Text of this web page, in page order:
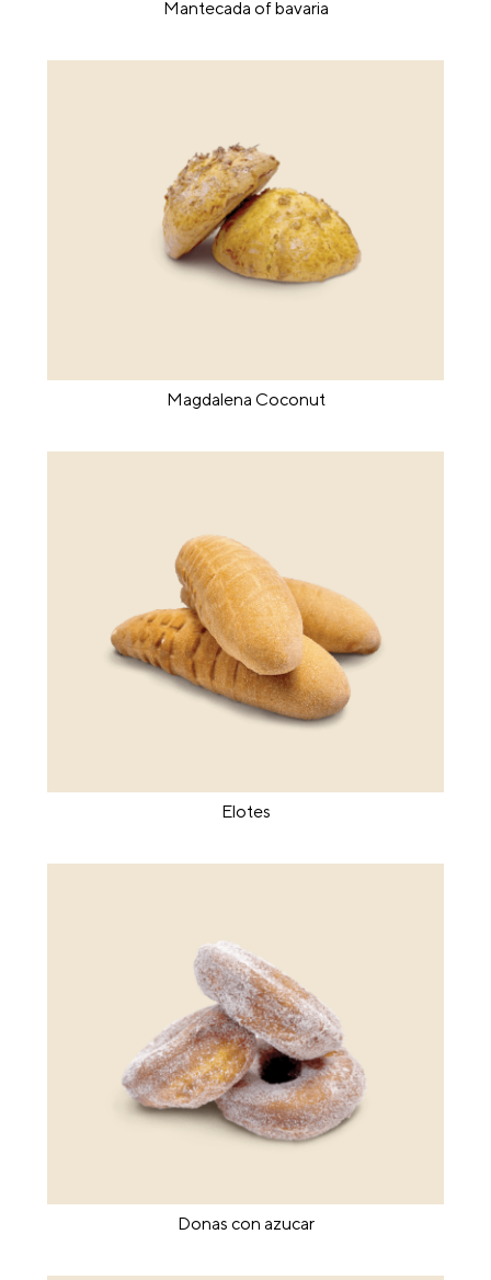
Mantecada of bavaria
Magdalena Coconut
Elotes
Donas con azucar